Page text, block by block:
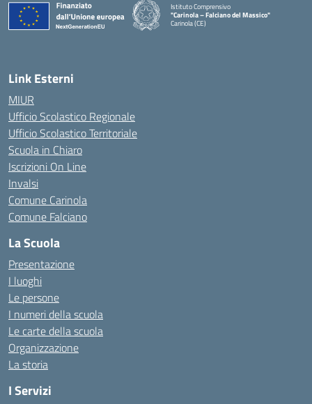
Istituto Comprensivo
"Carinola – Falciano del Massico"
Carinola (CE)
Link Esterni
MIUR
Ufficio Scolastico Regionale
Ufficio Scolastico Territoriale
Scuola in Chiaro
Iscrizioni On Line
Invalsi
Comune Carinola
Comune Falciano
La Scuola
Presentazione
I luoghi
Le persone
I numeri della scuola
Le carte della scuola
Organizzazione
La storia
I Servizi